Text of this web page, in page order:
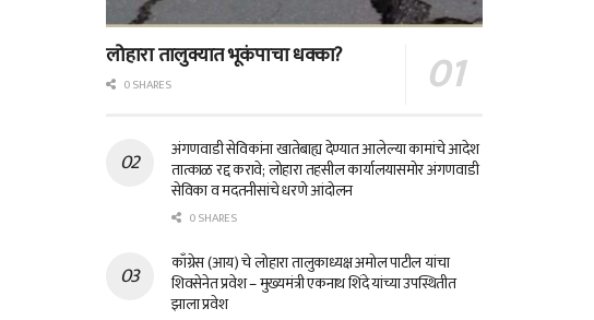
लोहारा तालुक्यात भूकंपाचा धक्का?
0 SHARES
अंगणवाडी सेविकांना खातेबाह्य देण्यात आलेल्या कामांचे आदेश
तात्काळ रद्द करावे; लोहारा तहसील कार्यालयासमोर अंगणवाडी
सेविका व मदतनीसांचे धरणे आंदोलन
0 SHARES
काँग्रेस (आय) चे लोहारा तालुकाध्यक्ष अमोल पाटील यांचा
शिवसेनेत प्रवेश – मुख्यमंत्री एकनाथ शिंदे यांच्या उपस्थितीत
झाला प्रवेश